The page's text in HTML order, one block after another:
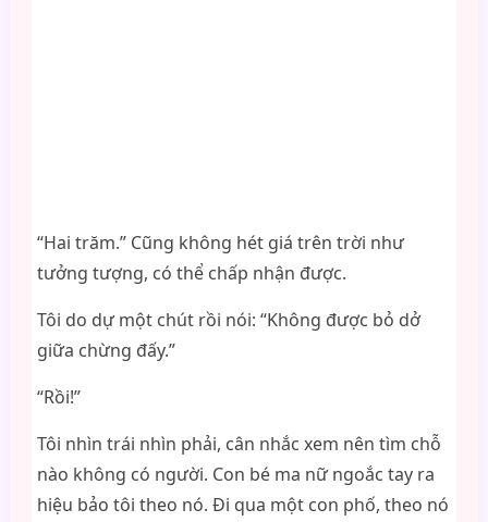
“Hai trăm.” Cũng không hét giá trên trời như
tưởng tượng, có thể chấp nhận được.
Tôi do dự một chút rồi nói: “Không được bỏ dở
giữa chừng đấy.”
“Rồi!”
Tôi nhìn trái nhìn phải, cân nhắc xem nên tìm chỗ
nào không có người. Con bé ma nữ ngoắc tay ra
hiệu bảo tôi theo nó. Đi qua một con phố, theo nó